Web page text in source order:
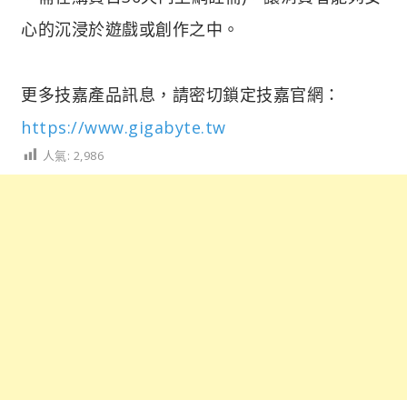
心的沉浸於遊戲或創作之中。
更多技嘉產品訊息，請密切鎖定技嘉官網：
https://www.gigabyte.tw
人氣: 2,986